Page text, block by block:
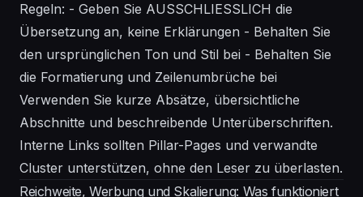
Regeln: - Geben Sie AUSSCHLIESSLICH die
Übersetzung an, keine Erklärungen - Behalten Sie
den ursprünglichen Ton und Stil bei - Behalten Sie
die Formatierung und Zeilenumbrüche bei
Verwenden Sie kurze Absätze, übersichtliche
Abschnitte und beschreibende Unterüberschriften.
Interne Links sollten Pillar-Pages und verwandte
Cluster unterstützen, ohne den Leser zu überlasten.
Reichweite, Werbung und Skalierung: Was funktioniert